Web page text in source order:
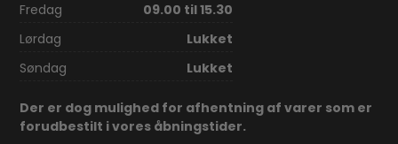
Fredag
09.00 til 15.30
Lørdag
Lukket
Søndag
Lukket
Der er dog mulighed for afhentning af varer som er
forudbestilt i vores åbningstider.